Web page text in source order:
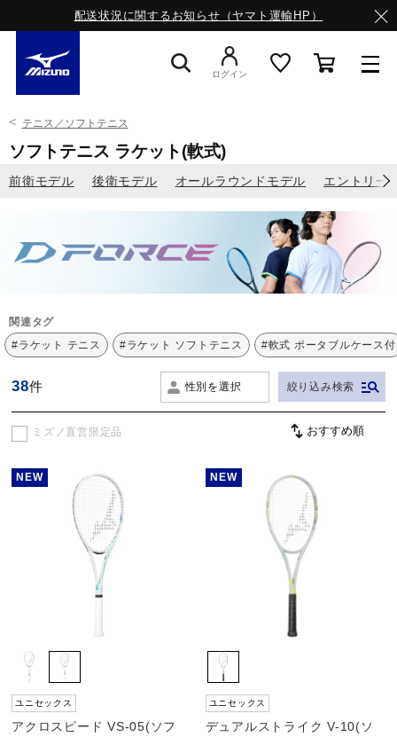
配送状況に関するお知らせ（ヤマト運輸HP）
スニーカー
ライフスタイルウエア
ランニング
ゴルフ
スイム
テニス／ソフトテニス
ログイン
テニス／ソフトテニス
ソフトテニス ラケット(軟式)
前衛モデル 後衛モデル オールラウンドモデル エントリー
関連タグ
#ラケット テニス
#ラケット ソフトテニス #軟式 ポータブルケース付
38件 性別を選択 絞り込み検索
ミズノ直営限定品
NEW
ユニセックス
アクロスピード VS-05(ソフ
NEW
ユニセックス
デュアルストライク V-10(ソ